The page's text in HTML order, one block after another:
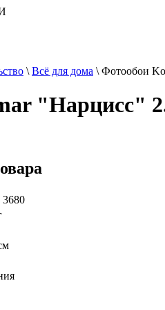
\ Всё для дома \ Фотообои
"Нарцисс"
3680